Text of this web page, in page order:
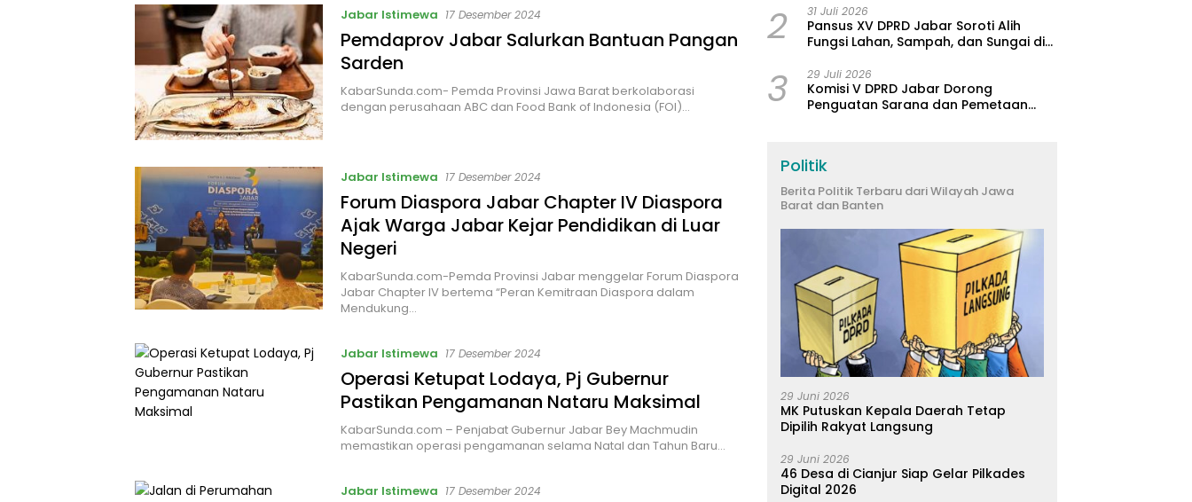
Jabar Istimewa 17 Desember 2024
Pemdaprov Jabar Salurkan Bantuan Pangan
Sarden
KabarSunda.com- Pemda Provinsi Jawa Barat berkolaborasi
dengan perusahaan ABC dan Food Bank of Indonesia (FOI)…
Jabar Istimewa 17 Desember 2024
Forum Diaspora Jabar Chapter IV Diaspora
Ajak Warga Jabar Kejar Pendidikan di Luar
Negeri
KabarSunda.com-Pemda Provinsi Jabar menggelar Forum Diaspora
Jabar Chapter IV bertema “Peran Kemitraan Diaspora dalam
Mendukung…
Jabar Istimewa 17 Desember 2024
Operasi Ketupat Lodaya, Pj Gubernur
Pastikan Pengamanan Nataru Maksimal
KabarSunda.com – Penjabat Gubernur Jabar Bey Machmudin
memastikan operasi pengamanan selama Natal dan Tahun Baru…
Jabar Istimewa 17 Desember 2024
2 31 Juli 2026
Pansus XV DPRD Jabar Soroti Alih
Fungsi Lahan, Sampah, dan Sungai di
3 29 Juli 2026
Komisi V DPRD Jabar Dorong
Penguatan Sarana dan Pemetaan
Politik
Berita Politik Terbaru dari Wilayah Jawa
Barat dan Banten
29 Juni 2026
MK Putuskan Kepala Daerah Tetap
Dipilih Rakyat Langsung
29 Juni 2026
46 Desa di Cianjur Siap Gelar Pilkades
Digital 2026